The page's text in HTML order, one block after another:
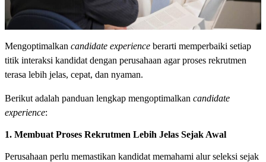
Mengoptimalkan candidate experience berarti memperbaiki setiap
titik interaksi kandidat dengan perusahaan agar proses rekrutmen
terasa lebih jelas, cepat, dan nyaman.
Berikut adalah panduan lengkap mengoptimalkan candidate
experience:
1. Membuat Proses Rekrutmen Lebih Jelas Sejak Awal
Perusahaan perlu memastikan kandidat memahami alur seleksi sejak